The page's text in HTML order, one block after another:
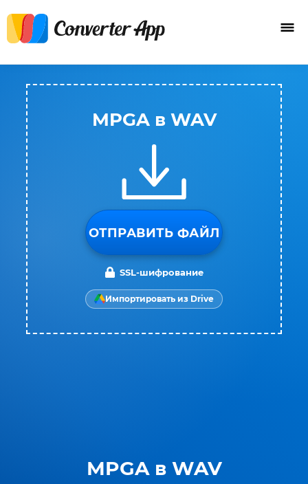
MPGA в WAV
MPGA в WAV
ОТПРАВИТЬ ФАЙЛ
SSL-шифрование
Импортировать из Drive